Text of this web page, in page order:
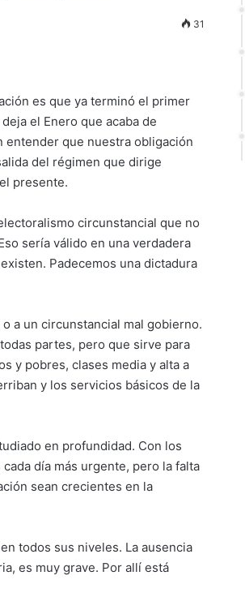
31
es que ya terminó el primer
el Enero que acaba de
entender que nuestra obligación
del régimen que dirige
presente.
circunstancial que no
sería válido en una verdadera
Padecemos una dictadura
a un circunstancial mal gobierno.
partes, pero que sirve para
y pobres, clases media y alta a
y los servicios básicos de la
en profundidad. Con los
día más urgente, pero la falta
sean crecientes en la
todos sus niveles. La ausencia
es muy grave. Por allí está